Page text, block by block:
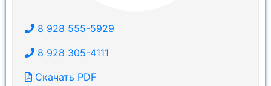
8 928 555-5929
8 928 305-4111
Скачать PDF